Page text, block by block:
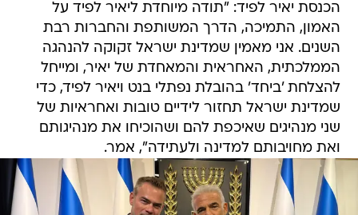
הכנסת יאיר לפיד: "תודה מיוחדת ליאיר לפיד על
האמון, התמיכה, הדרך המשותפת והחברות רבת
השנים. אני מאמין שמדינת ישראל זקוקה להנהגה
הממלכתית, האחראית והמאחדת של יאיר, ומייחל
להצלחת 'ביחד' בהובלת נפתלי בנט ויאיר לפיד, כדי
שמדינת ישראל תחזור לידיים טובות ואחראיות של
שני מנהיגים שאיכפת להם ושהוכיחו את מנהיגותם
ואת מחויבותם למדינה ולעתידה", אמר.